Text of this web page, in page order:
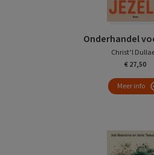
Onderhandel
Christ’l
€ 27,50
Meer info